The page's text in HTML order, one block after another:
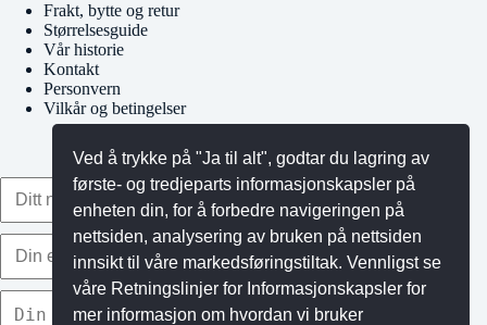
Frakt, bytte og retur
Størrelsesguide
Vår historie
Kontakt
Personvern
Vilkår og betingelser
Ved å trykke på "Ja til alt", godtar du lagring av
første- og tredjeparts informasjonskapsler på
enheten din, for å forbedre navigeringen på
nettsiden, analysering av bruken på nettsiden
innsikt til våre markedsføringstiltak. Vennligst se
våre Retningslinjer for Informasjonskapsler for
mer informasjon om hvordan vi bruker